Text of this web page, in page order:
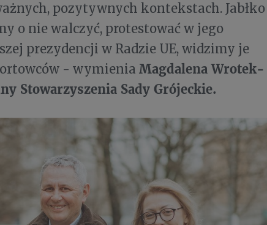
pozytywnych kontekstach. Jabłko
o nie walczyć, protestować w jego
prezydencji w Radzie UE, widzimy je
- wymienia Magdalena Wrotek-
Stowarzyszenia Sady Grójeckie.